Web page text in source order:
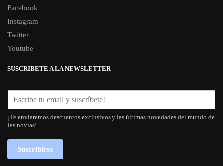
Facebook
Instagram
Twitter
Youtube
SUSCRIBETE A LA NEWSLETTER
¡Te enviaremos descuentos exclusivos y las últimas novedades del mundo de
las novias!
Suscribirse